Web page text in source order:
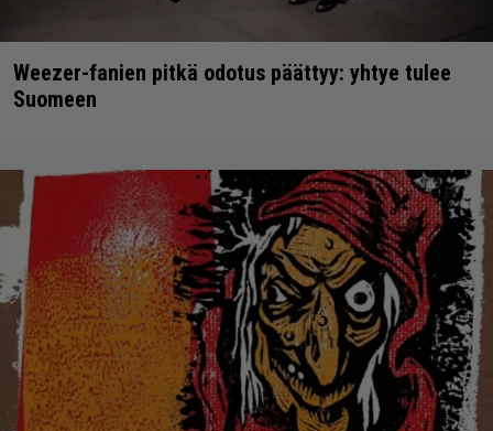
Weezer-fanien pitkä odotus päättyy: yhtye tulee
Suomeen